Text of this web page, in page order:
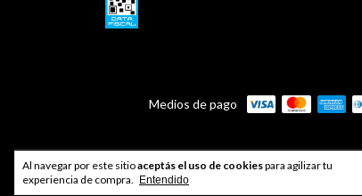
Al navegar por este sitioaceptás el uso de cookiespara agilizar tu
experiencia de compra.
Entendido
Medios de pago
Developed byIndex®